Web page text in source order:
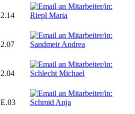
2.14
2.07
2.04
E.03